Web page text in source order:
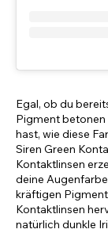
Egal, ob du
Pigment
hast, wie diese
Siren Green
Kontaktlinsen
deine
kräftigen
Kontaktlinsen
natürlich dunkle